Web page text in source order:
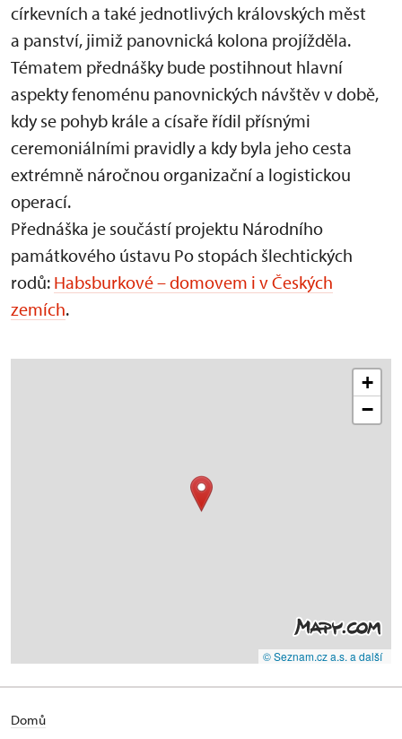
církevních a také jednotlivých královských měst
a panství, jimiž panovnická kolona projížděla.
Tématem přednášky bude postihnout hlavní
aspekty fenoménu panovnických návštěv v době,
kdy se pohyb krále a císaře řídil přísnými
ceremoniálními pravidly a kdy byla jeho cesta
extrémně náročnou organizační a logistickou
operací.
Přednáška je součástí projektu Národního
památkového ústavu Po stopách šlechtických
rodů: Habsburkové – domovem i v Českých
zemích.
+
−
© Seznam.cz a.s. a další
Domů